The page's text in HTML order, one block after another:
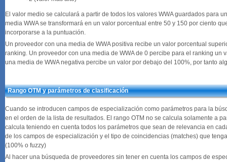
El valor medio se calculará a partir de todos los valores WWA guardados para
media WWA se transformará en un valor porcentual entre 50 y 150 por ciento
incorporarse a la puntuación.
Un proveedor con una media de WWA positiva recibe un valor porcentual
ranking. Un proveedor con una media de WWA de 0 percibe para el ranking un
una media de WWA negativa percibe un valor por debajo del 100%, por tanto
Rango OTM y parámetros de clasificación
Cuando se introducen campos de especialización como parámetros para la
en el orden de la lista de resultados. El rango OTM no se calcula solamente a
calcula teniendo en cuenta todos los parámetros que sean de relevancia en
de los campos de especialización y el tipo de coincidencias (matches) que
(100% o fuzzy)
Al hacer una búsqueda de proveedores sin tener en cuenta los campos de